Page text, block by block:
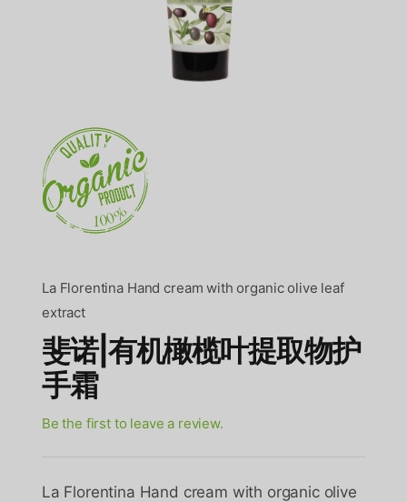
La Florentina Hand cream with organic olive leaf
extract
斐诺|有机橄榄叶提取物护
手霜
Be the first to leave a review.
La Florentina Hand cream with organic olive